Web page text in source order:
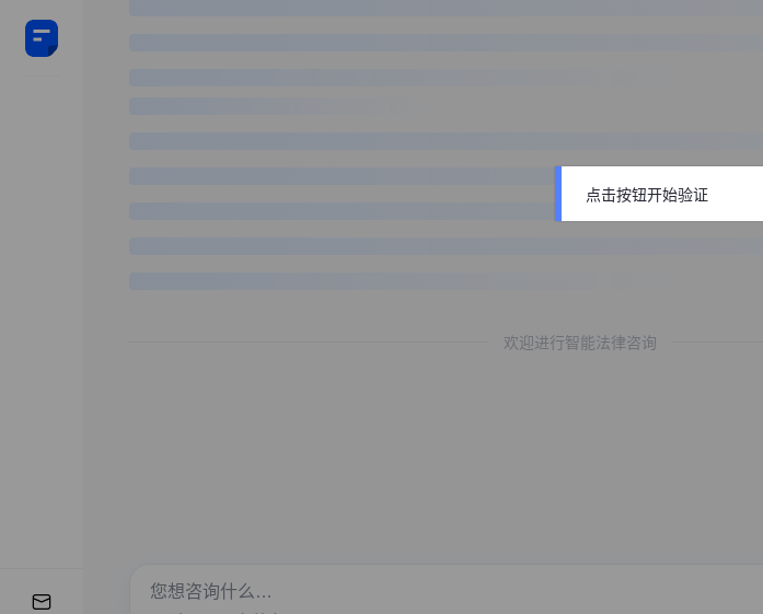
欢迎进行智能法律咨询
点击按钮开始验证